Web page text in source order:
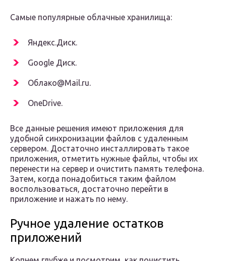
Самые популярные облачные хранилища:
Яндекс.Диск.
Google Диск.
Облако@Mail.ru.
OneDrive.
Все данные решения имеют приложения для
удобной синхронизации файлов с удаленным
сервером. Достаточно инсталлировать такое
приложения, отметить нужные файлы, чтобы их
перенести на сервер и очистить память телефона.
Затем, когда понадобиться таким файлом
воспользоваться, достаточно перейти в
приложение и нажать по нему.
Ручное удаление остатков
приложений